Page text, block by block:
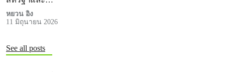
หยวน อิง
11 มิถุนายน 2026
See all posts